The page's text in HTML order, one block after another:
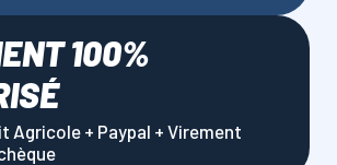
100%
Agricole + Paypal + Virement